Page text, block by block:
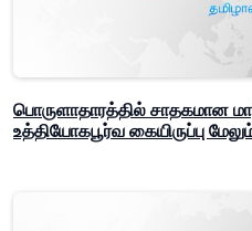
பொருளாதாரத்தில் சாதகமான
உத்தியோகபூர்வ கையிருப்பு